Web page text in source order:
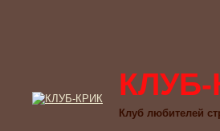
Клуб любителей